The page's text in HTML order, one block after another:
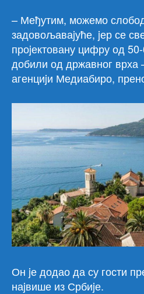
– Међутим, можемо
задовољаваjуће, jер се
проjектовану цифру од
добили од државног врха
агенциjи Медиабиро,
Он jе додао да су гости
наjвише из Србиjе.